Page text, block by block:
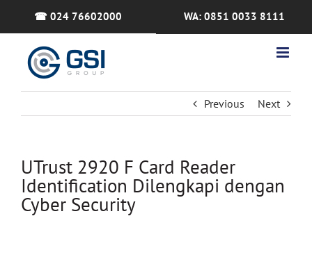
☎ 024 76602000 WA: 0851 0033 8111
Previous Next
UTrust 2920 F Card Reader
Identification Dilengkapi dengan
Cyber Security